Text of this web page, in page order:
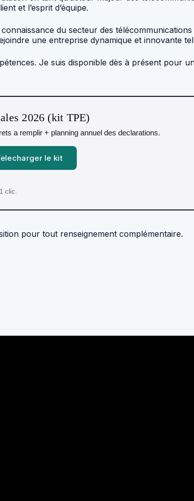
et l’esprit d’équipe.
du secteur des
une entreprise dynamique et innovante
Je suis disponible dès à présent pour
2026 (kit TPE)
a remplir + planning annuel des declarations.
le kit
clic.
pour tout renseignement complémentaire.